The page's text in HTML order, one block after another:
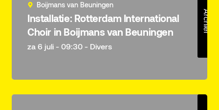
Archief
Boijmans van Beuningen
Installatie: Rotterdam International
Choir in Boijmans van Beuningen
za 6 juli - 09:30 - Divers